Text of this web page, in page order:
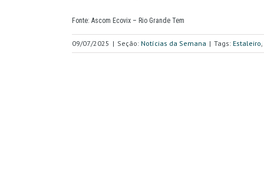
Fonte: Ascom Ecovix – Rio Grande Tem
09/07/2025 | Seção: Notícias da Semana | Tags: Estaleiro